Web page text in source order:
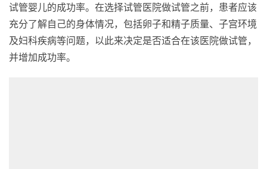
试管婴儿的成功率。在选择试管医院做试管之前，患者应该
充分了解自己的身体情况，包括卵子和精子质量、子宫环境
及妇科疾病等问题，以此来决定是否适合在该医院做试管，
并增加成功率。